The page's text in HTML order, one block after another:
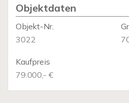
Objektdaten
Objekt-Nr.
3022
Kaufpreis
79.000,- €